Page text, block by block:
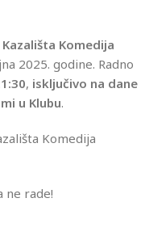
Komedija
2025. godine. Radno
, isključivo na dane
u Klubu.
Komedija
ne rade!